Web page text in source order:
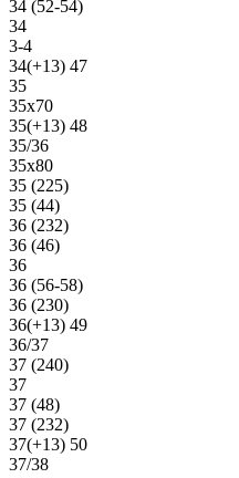
34 (52-54)
34
3-4
34(+13) 47
35
35х70
35(+13) 48
35/36
35х80
35 (225)
35 (44)
36 (232)
36 (46)
36
36 (56-58)
36 (230)
36(+13) 49
36/37
37 (240)
37
37 (48)
37 (232)
37(+13) 50
37/38